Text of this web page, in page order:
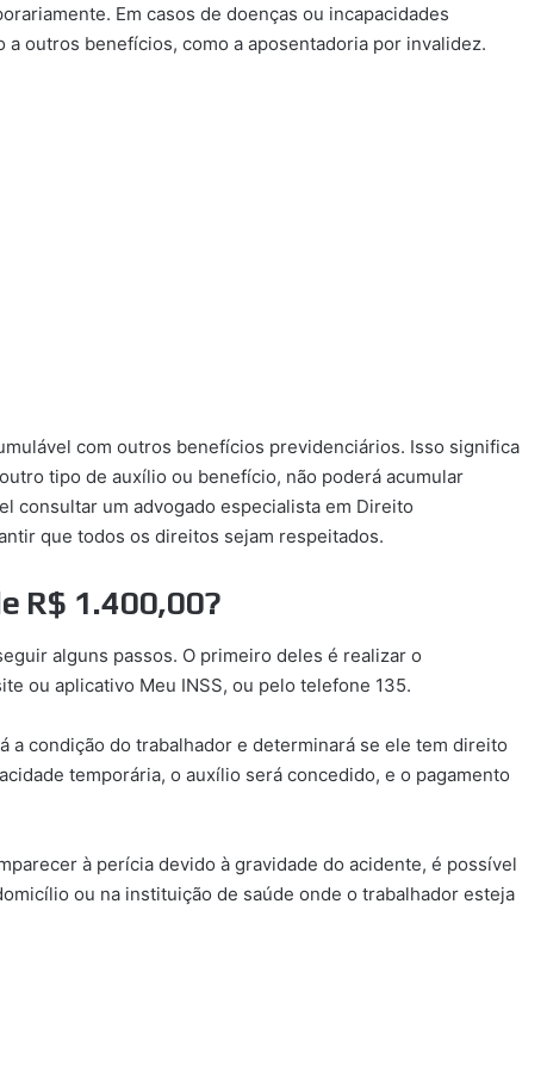
Em casos de doenças ou incapacidades
outros benefícios, como a aposentadoria por invalidez.
com outros benefícios previdenciários. Isso significa
tipo de auxílio ou benefício, não poderá acumular
consultar um advogado especialista em Direito
que todos os direitos sejam respeitados.
R$ 1.400,00?
alguns passos. O primeiro deles é realizar o
ou aplicativo Meu INSS, ou pelo telefone 135.
a condição do trabalhador e determinará se ele tem direito
temporária, o auxílio será concedido, e o pagamento
à perícia devido à gravidade do acidente, é possível
ou na instituição de saúde onde o trabalhador esteja